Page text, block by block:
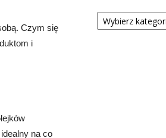
Czym się
i
na co
Kategorie